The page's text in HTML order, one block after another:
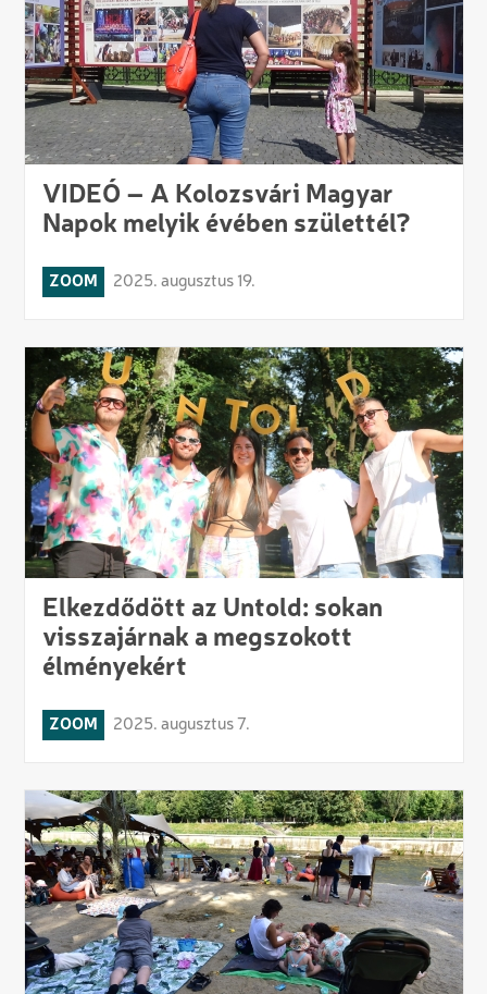
VIDEÓ – A Kolozsvári Magyar
Napok melyik évében születtél?
ZOOM 2025. augusztus 19.
Elkezdődött az Untold: sokan
visszajárnak a megszokott
élményekért
ZOOM 2025. augusztus 7.